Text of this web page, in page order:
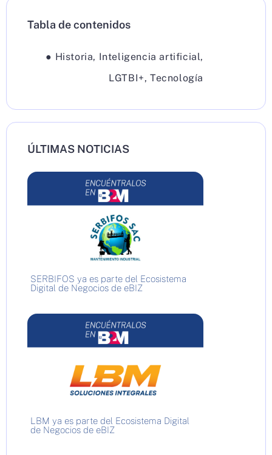
Tabla de contenidos
● Historia, Inteligencia artificial,
LGTBI+, Tecnología
ÚLTIMAS NOTICIAS
SERBIFOS ya es parte del Ecosistema
Digital de Negocios de eBIZ
LBM ya es parte del Ecosistema Digital
de Negocios de eBIZ